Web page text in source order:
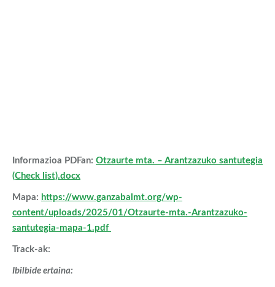
Informazioa PDFan: Otzaurte mta. – Arantzazuko santutegia
(Check list).docx
Mapa: https://www.ganzabalmt.org/wp-
content/uploads/2025/01/Otzaurte-mta.-Arantzazuko-
santutegia-mapa-1.pdf
Track-ak:
Ibilbide ertaina: